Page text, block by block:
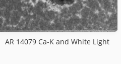
AR 14079 Ca-K and White Light